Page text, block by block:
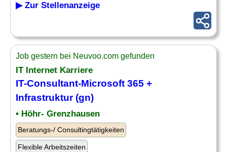
▶ Zur Stellenanzeige
Job gestern bei Neuvoo.com gefunden
ITInternet Karriere
IT-Consultant-Microsoft 365 +
Infrastruktur (gn)
• Höhr- Grenzhausen
Beratungs-/ Consultingtätigkeiten
Flexible Arbeitszeiten